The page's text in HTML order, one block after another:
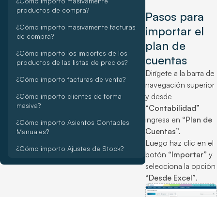
productos de compra?
¿Cómo importo masivamente facturas
de compra?
¿Cómo importo los importes de los
productos de las listas de precios?
¿Cómo importo facturas de venta?
¿Cómo importo clientes de forma
masiva?
¿Cómo importo Asientos Contables
Manuales?
¿Cómo importo Ajustes de Stock?
Pasos para
importar el
plan de
cuentas
Dirígete a la barra de
navegación superior
y desde
“Contabilidad”
ingresa en “Plan de
Cuentas”.
Luego haz clic en el
botón “Importar” y
selecciona la opción
“Desde Excel”.